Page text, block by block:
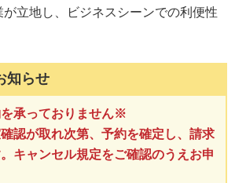
立地し、ビジネスシーンでの利便性
知らせ
承っておりません※
認が取れ次第、予約を確定し、請求
キャンセル規定をご確認のうえお申